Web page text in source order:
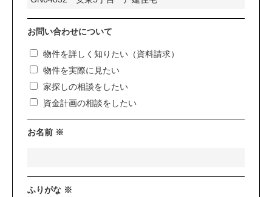
お問い合わせについて
物件を詳しく知りたい（資料請求）
物件を実際に見たい
家探しの相談をしたい
資金計画の相談をしたい
お名前 ※
ふりがな ※